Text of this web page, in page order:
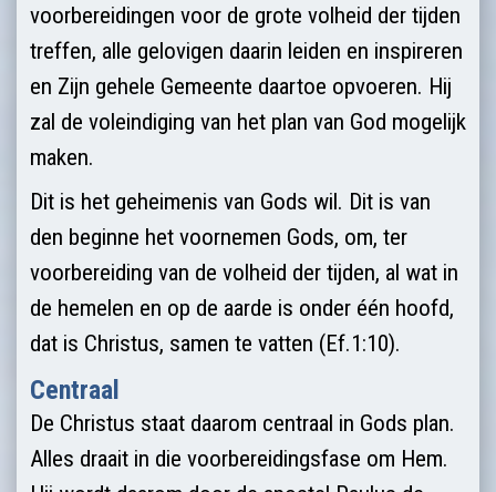
voorbereidingen voor de grote volheid der tijden
treffen, alle gelovigen daarin leiden en inspireren
en Zijn gehele Gemeente daartoe opvoeren. Hij
zal de voleindiging van het plan van God mogelijk
maken.
Dit is het geheimenis van Gods wil. Dit is van
den beginne het voornemen Gods, om, ter
voorberei­ding van de volheid der tijden, al wat in
de hemelen en op de aarde is onder één hoofd,
dat is Christus, samen te vatten (Ef.1:10).
Centraal
De Christus staat daarom centraal in Gods plan.
Alles draait in die voorbereidingsfase om Hem.